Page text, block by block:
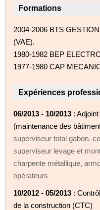
Formations
2004-2006 BTS
(VAE).
1980-1982 BEP
1977-1980 CAP
Expériences
06/2013 - 10/2013 :
(maintenance des
superviseur total gabon.
superviseur levage et
charpente métallique,
opérateurs
10/2012 - 05/2013 :
de la construction (CTC)